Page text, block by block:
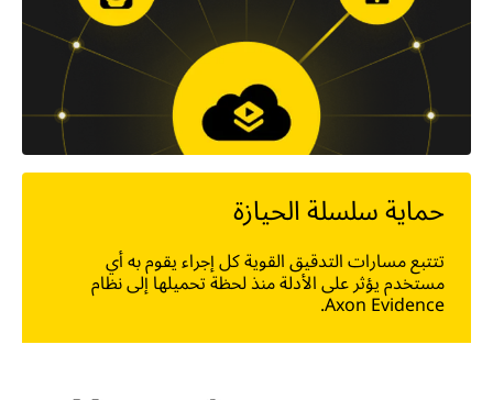
حماية سلسلة الحيازة
تتتبع مسارات التدقيق القوية كل إجراء يقوم به أي
مستخدم يؤثر على الأدلة منذ لحظة تحميلها إلى نظام
Axon Evidence.